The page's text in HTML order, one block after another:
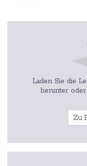
Laden Sie die
herunter
Zu